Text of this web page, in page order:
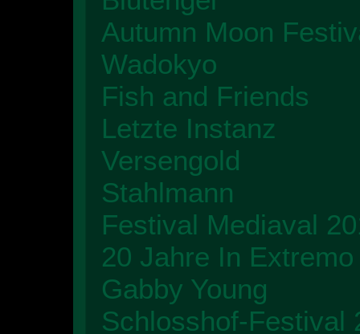
Autumn Moon
Wadokyo
Fish and Friends
Letzte Instanz
Versengold
Stahlmann
Festival Mediaval
20 Jahre In Extremo
Gabby Young
Schlosshof-Festival